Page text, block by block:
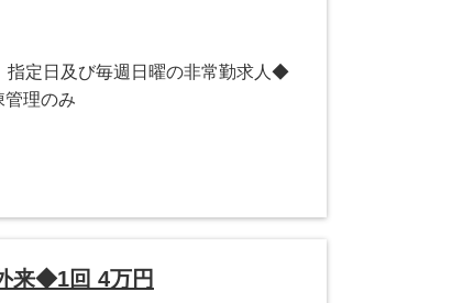
指定日及び毎週日曜の非常勤求人◆
理のみ
来◆1回 4万円